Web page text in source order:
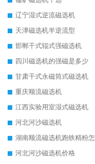
辽宁湿式逆流磁选机
天津磁选机半逆流型
邯郸干式辊式强磁选机
四川磁选机的强磁是多少
甘肃干式永磁筒式磁选机
重庆顺流磁选机
江西实验用室湿式磁选机
河北河沙磁选机
河北河沙磁选机价格